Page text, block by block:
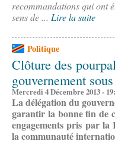
recommandations qui ont
sens de ... Lire la suite
Politique
Clôture des
gouvernement
Mercredi 4 Décembre 2013 -
La délégation du
garantir la bonne fin de
engagements pris par
la communauté